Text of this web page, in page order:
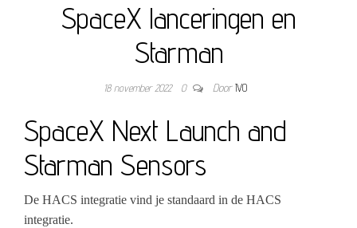
SpaceX lanceringen en
Starman
18 november 2022 0 Door IVO
SpaceX Next Launch and
Starman Sensors
De HACS integratie vind je standaard in de HACS
integratie.